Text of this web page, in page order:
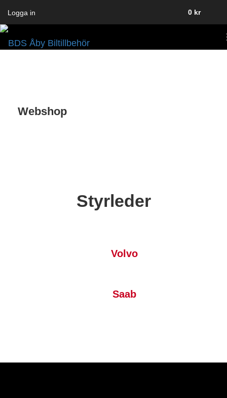
Logga in 0kr
Webshop
Styrleder
Volvo
Saab